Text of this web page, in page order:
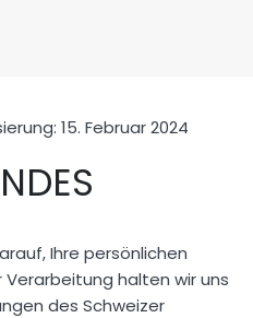
15. Februar 2024
Ihre persönlichen
halten wir uns
des Schweizer